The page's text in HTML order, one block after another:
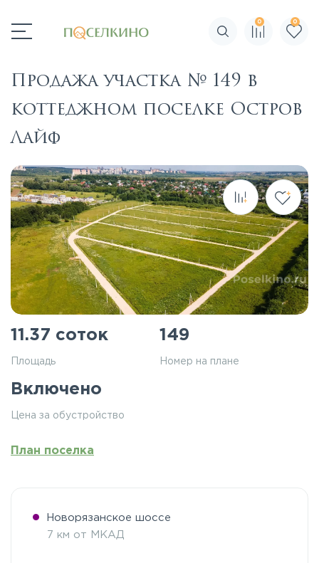
Поиск по сайту
0 0
Продажа участка № 149 в
коттеджном поселке Остров
Лайф
11.37 соток
Площадь
149
Номер на плане
Включено
Цена за обустройство
План поселка
Новорязанское шоссе
7 км от МКАД